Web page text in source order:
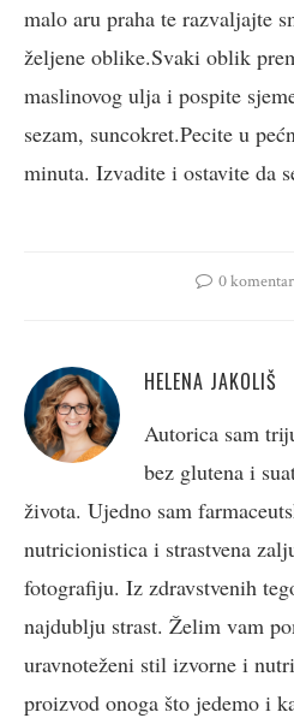
malo aru praha te razvaljajte
željene oblike.Svaki oblik
maslinovog ulja i pospite
sezam, suncokret.Pecite u
minuta. Izvadite i ostavite da
0 komentar
HELENA JAKOLIŠ
Autorica sam
bez glutena i
života. Ujedno sam
nutricionistica i strastvena
fotografiju. Iz zdravstvenih
najdublju strast. Želim vam
uravnoteženi stil izvorne i
proizvod onoga što jedemo i